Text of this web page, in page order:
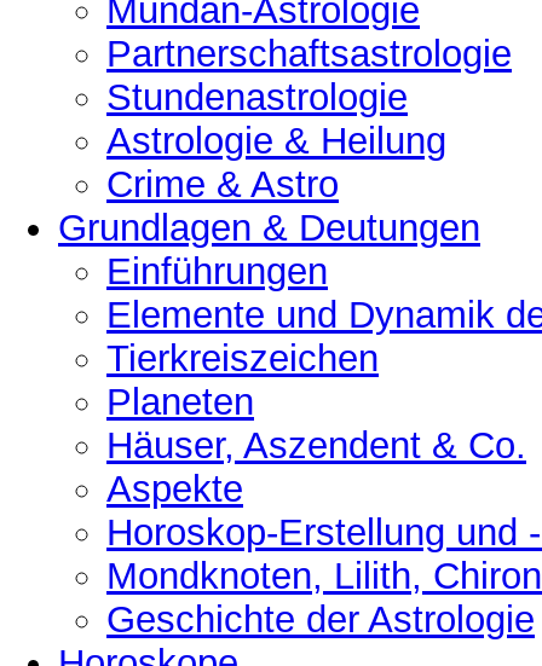
Mundan-Astrologie
Partnerschaftsastrologie
Stundenastrologie
Astrologie & Heilung
Crime & Astro
Grundlagen & Deutungen
Einführungen
Elemente und Dynamik
Tierkreiszeichen
Planeten
Häuser, Aszendent & Co.
Aspekte
Horoskop-Erstellung und
Mondknoten, Lilith,
Geschichte der Astrologie